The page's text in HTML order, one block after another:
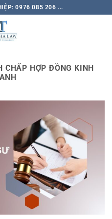
0976 085 206 ...
CHẤP HỢP ĐỒNG KINH